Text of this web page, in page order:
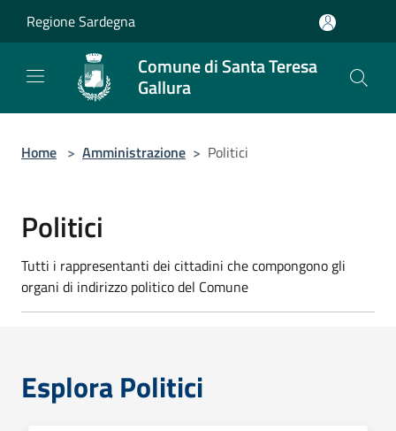
Regione Sardegna
Comune di Santa Teresa
Gallura
Home > Amministrazione > Politici
Politici
Tutti i rappresentanti dei cittadini che compongono gli
organi di indirizzo politico del Comune
Esplora Politici